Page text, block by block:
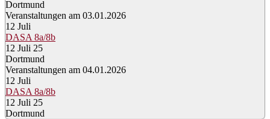
Dortmund
Veranstaltungen am 03.01.2026
12 Juli
DASA 8a/8b
12 Juli 25
Dortmund
Veranstaltungen am 04.01.2026
12 Juli
DASA 8a/8b
12 Juli 25
Dortmund